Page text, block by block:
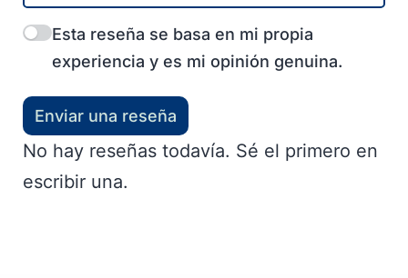
Esta reseña se basa en mi propia
experiencia y es mi opinión genuina.
Enviar una reseña
No hay reseñas todavía. Sé el primero en
escribir una.